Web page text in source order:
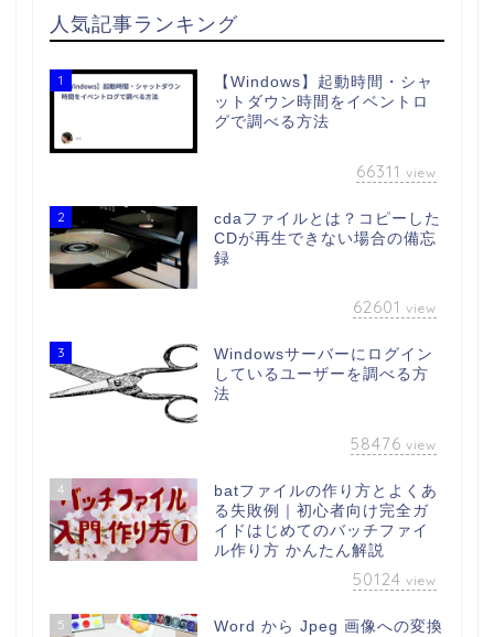
人気記事ランキング
1
【Windows】起動時間・シャ
ットダウン時間をイベントロ
グで調べる方法
66311 view
2
cdaファイルとは？コピーした
CDが再生できない場合の備忘
録
62601 view
3
Windowsサーバーにログイン
しているユーザーを調べる方
法
58476 view
4
batファイルの作り方とよくあ
る失敗例｜初心者向け完全ガ
イドはじめてのバッチファイ
ル作り方 かんたん解説
50124 view
5
Word から Jpeg 画像への変換